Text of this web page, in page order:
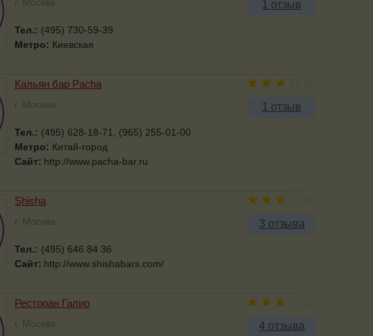
1 отзыв
Тел.: (495) 730-59-39
Метро: Киевская
1 отзыв
Кальян бар Pacha
г. Москва
Тел.: (495) 628-18-71, (965) 255-01-00
Метро: Китай-город
Сайт: http://www.pacha-bar.ru
3 отзыва
Shisha
г. Москва
Тел.: (495) 646 84 36
Сайт: http://www.shishabars.com/
4 отзыва
Ресторан Галио
г. Москва